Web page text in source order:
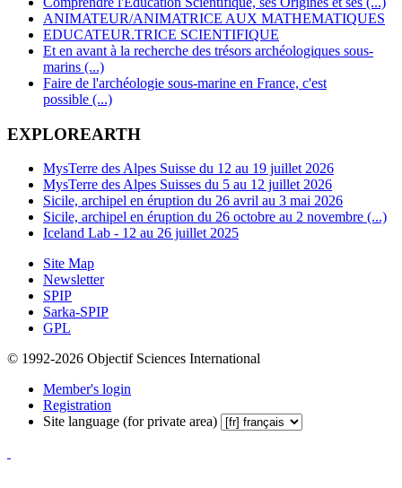
ANIMATEUR/ANIMATRICE AUX MATHEMATIQUES
EDUCATEUR.TRICE SCIENTIFIQUE
Et en avant à la recherche des trésors archéologiques sous-
marins (...)
Faire de l'archéologie sous-marine en France, c'est
possible (...)
EXPLOREARTH
MysTerre des Alpes Suisse du 12 au 19 juillet 2026
MysTerre des Alpes Suisses du 5 au 12 juillet 2026
Sicile, archipel en éruption du 26 avril au 3 mai 2026
Sicile, archipel en éruption du 26 octobre au 2 novembre (...)
Iceland Lab - 12 au 26 juillet 2025
Site Map
Newsletter
SPIP
Sarka-SPIP
GPL
© 1992-2026 Objectif Sciences International
Member's login
Registration
Site language (for private area)